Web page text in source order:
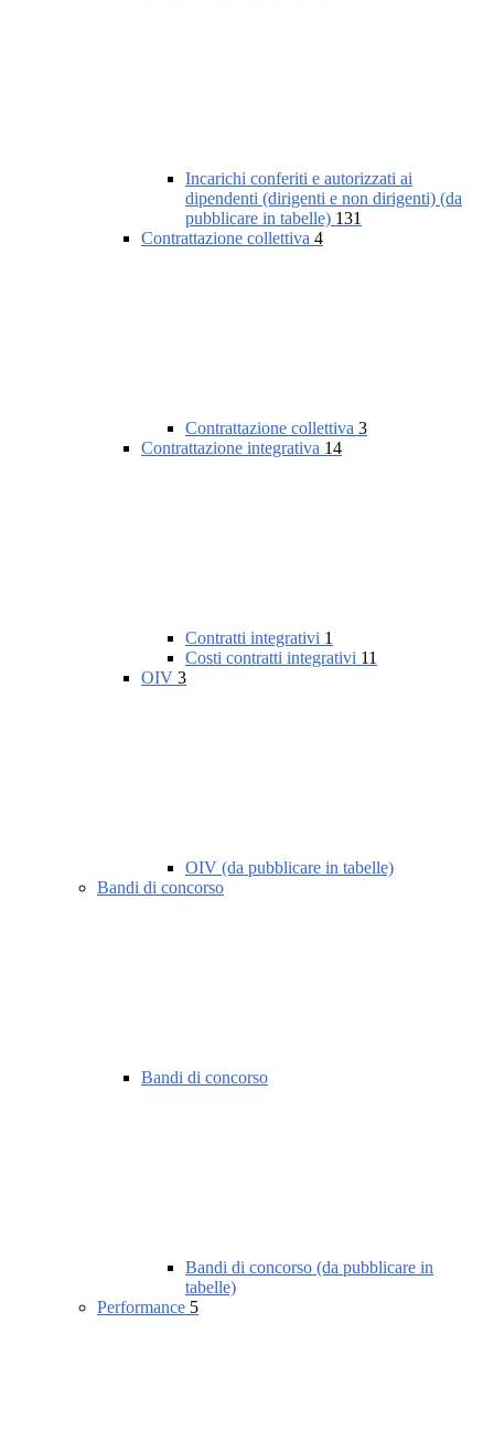
Incarichi conferiti e autorizzati ai
dipendenti (dirigenti e non dirigenti) (da
pubblicare in tabelle) 131
Contrattazione collettiva 4
Contrattazione collettiva 3
Contrattazione integrativa 14
Contratti integrativi 1
Costi contratti integrativi 11
OIV 3
OIV (da pubblicare in tabelle)
Bandi di concorso
Bandi di concorso
Bandi di concorso (da pubblicare in
tabelle)
Performance 5